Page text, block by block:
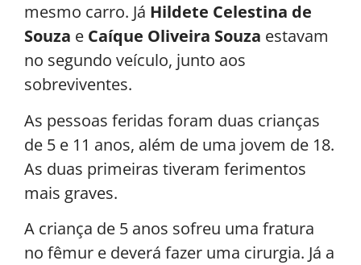
mesmo carro. Já Hildete Celestina de
Souza e Caíque Oliveira Souza estavam
no segundo veículo, junto aos
sobreviventes.
As pessoas feridas foram duas crianças
de 5 e 11 anos, além de uma jovem de 18.
As duas primeiras tiveram ferimentos
mais graves.
A criança de 5 anos sofreu uma fratura
no fêmur e deverá fazer uma cirurgia. Já a